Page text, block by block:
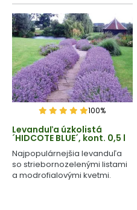
100%
Levanduľa úzkolistá
´HIDCOTE BLUE´, kont. 0,5 l
Najpopulárnejšia levanduľa
so striebornozelenými listami
a modrofialovými kvetmi.